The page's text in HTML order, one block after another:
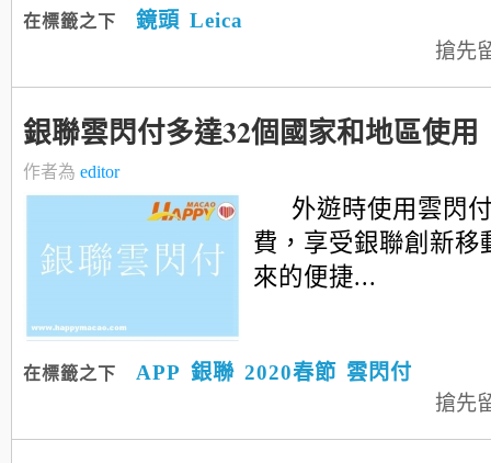
在標籤之下 鏡頭 Leica
搶先
銀聯雲閃付多達32個國家和地區使用
作者為 editor
外遊時使用雲閃
費，享受銀聯創新移
來的便捷...
在標籤之下 APP 銀聯 2020春節 雲閃付
搶先